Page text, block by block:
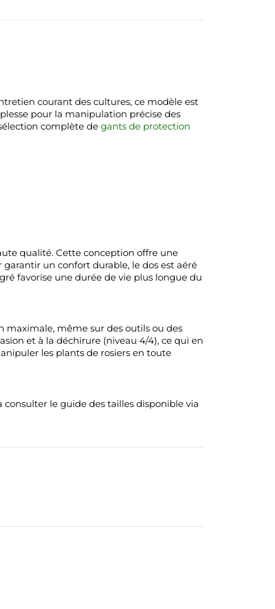
courant des cultures, ce modèle est
pour la manipulation précise des
complète de gants de protection
qualité. Cette conception offre une
un confort durable, le dos est aéré
favorise une durée de vie plus longue du
maximale, même sur des outils ou des
et à la déchirure (niveau 4/4), ce qui en
les plants de rosiers en toute
le guide des tailles disponible via